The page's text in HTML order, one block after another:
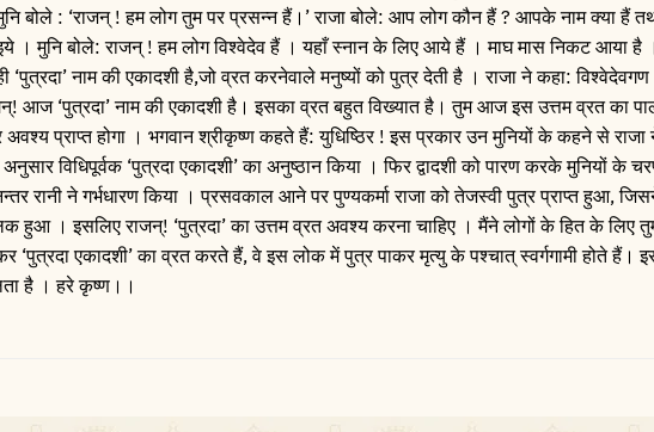
बोले : ‘राजन् ! हम लोग तुम पर प्रसन्न हैं।’ राजा बोले: आप लोग कौन हैं ? आपके नाम क्या हैं
। मुनि बोले: राजन् ! हम लोग विश्वेदेव हैं । यहाँ स्नान के लिए आये हैं । माघ मास निकट आया
नाम की एकादशी है,जो व्रत करनेवाले मनुष्यों को पुत्र देती है । राजा ने कहा:
आज ‘पुत्रदा’ नाम की एकादशी है। इसका व्रत बहुत विख्यात है। तुम आज इस उत्तम व्रत का
प्राप्त होगा । भगवान श्रीकृष्ण कहते हैं: युधिष्ठिर ! इस प्रकार उन मुनियों के कहने से राजा
विधिपूर्वक ‘पुत्रदा एकादशी’ का अनुष्ठान किया । फिर द्वादशी को पारण करके मुनियों के
रानी ने गर्भधारण किया । प्रसवकाल आने पर पुण्यकर्मा राजा को तेजस्वी पुत्र प्राप्त हुआ,
हुआ । इसलिए राजन्! ‘पुत्रदा’ का उत्तम व्रत अवश्य करना चाहिए । मैंने लोगों के हित के लिए
‘पुत्रदा एकादशी’ का व्रत करते हैं, वे इस लोक में पुत्र पाकर मृत्यु के पश्चात् स्वर्गगामी होते हैं।
है । हरे कृष्ण।।